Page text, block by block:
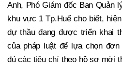
Anh, Phó Giám đốc Ban Quản
khu vực 1 Tp.Huế cho biết,
dự thầu đang được triển khai
của pháp luật để lựa chọn
đủ các tiêu chí theo hồ sơ mời